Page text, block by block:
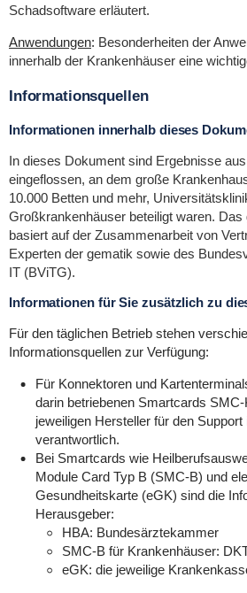
Schadsoftware erläutert.
Anwendungen: Besonderheiten der
innerhalb der Krankenhäuser eine
Informationsquellen
Informationen innerhalb dieses
In dieses Dokument sind Ergebnisse
eingeflossen, an dem große
10.000 Betten und mehr,
Großkrankenhäuser beteiligt waren. Das
basiert auf der Zusammenarbeit von
Experten der gematik sowie des
IT (BViTG).
Informationen für Sie zusätzlich zu
Für den täglichen Betrieb stehen
Informationsquellen zur Verfügung:
Für Konnektoren und
darin betriebenen Smartcards
jeweiligen Hersteller für den
verantwortlich.
Bei Smartcards wie
Module Card Typ B (SMC-B) und
Gesundheitskarte (eGK) sind die
Herausgeber:
HBA: Bundesärztekammer
SMC-B für Krankenhäuser:
eGK: die jeweilige